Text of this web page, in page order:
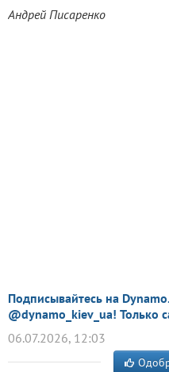
Андрей Писаренко
Подписывайтесь на
@dynamo_kiev_ua! Только
06.07.2026, 12:03